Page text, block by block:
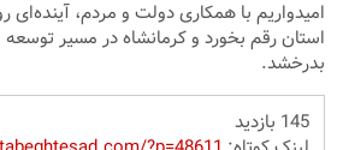
امیدواریم با همکاری دولت و مردم، آینده‌ای
استان رقم بخورد و کرمانشاه در مسیر
بدرخشد.
145 بازدید